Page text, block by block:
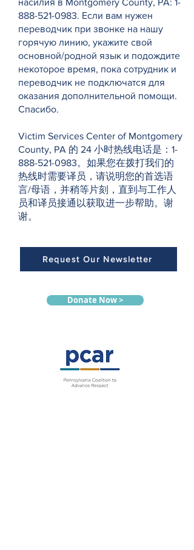
насилия в Montgomery County, PA: 1-
888-521-0983. Если вам нужен
переводчик при звонке на нашу
горячую линию, укажите свой
основной/родной язык и подождите
некоторое время, пока сотрудник и
переводчик не подключатся для
оказания дополнительной помощи.
Спасибо.
Victim Services Center of Montgomery
County, PA 的 24 小时热线电话是：1-
888-521-0983。如果您在拨打我们的
热线时需要译员，请说明您的首选语
言/母语，并稍等片刻，直到与工作人
员和译员接通以获取进一步帮助。谢
谢。
Request Our Newsletter
Donate Now >